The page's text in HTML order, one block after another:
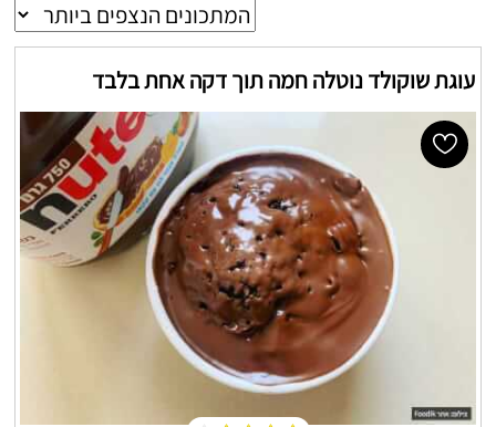
עוגת שוקולד נוטלה חמה תוך דקה אחת בלבד